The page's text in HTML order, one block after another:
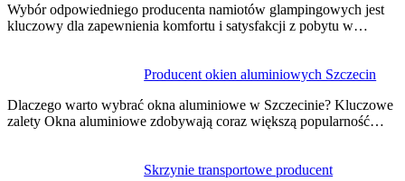
Wybór odpowiedniego producenta namiotów glampingowych jest
kluczowy dla zapewnienia komfortu i satysfakcji z pobytu w…
Producent okien aluminiowych Szczecin
Dlaczego warto wybrać okna aluminiowe w Szczecinie? Kluczowe
zalety Okna aluminiowe zdobywają coraz większą popularność…
Skrzynie transportowe producent